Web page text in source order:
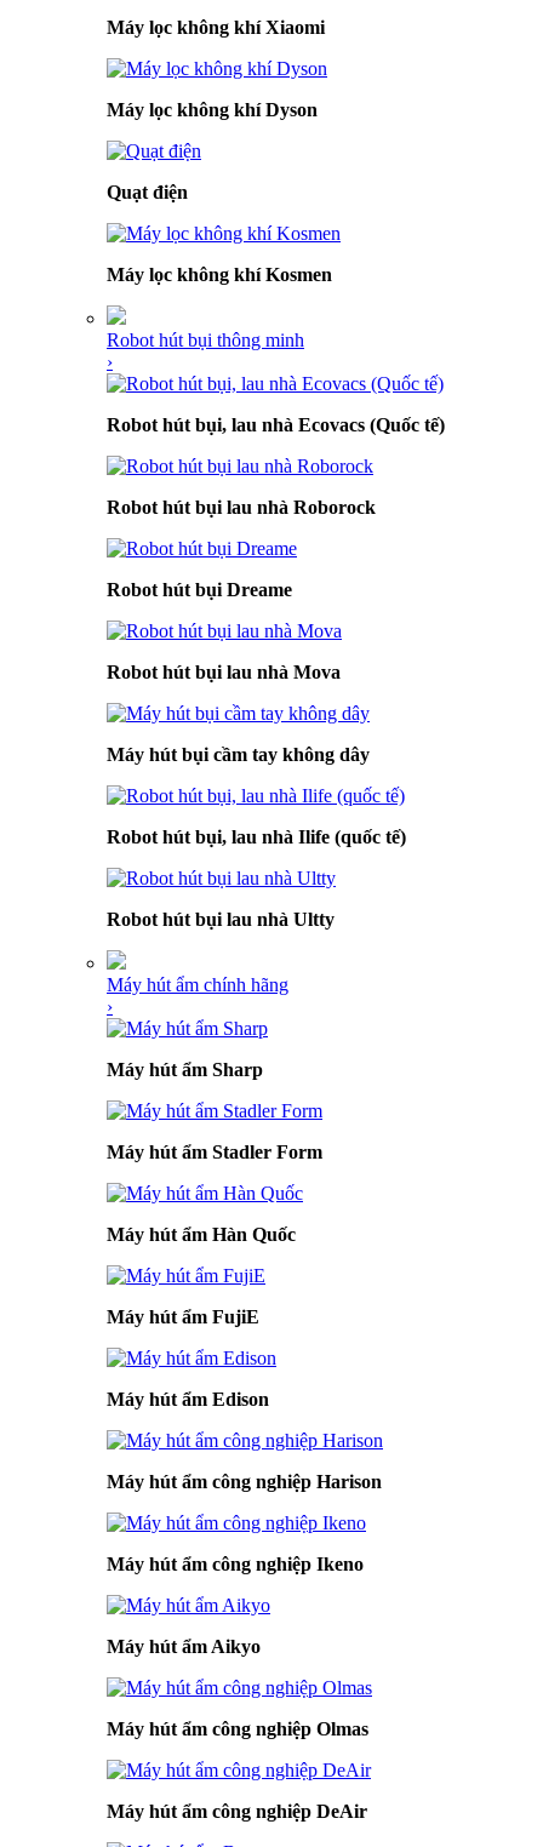
Máy lọc không khí Xiaomi
Máy lọc không khí Dyson
Quạt điện
Máy lọc không khí Kosmen
Robot hút bụi thông minh
›
Robot hút bụi, lau nhà Ecovacs (Quốc tế)
Robot hút bụi lau nhà Roborock
Robot hút bụi Dreame
Robot hút bụi lau nhà Mova
Máy hút bụi cầm tay không dây
Robot hút bụi, lau nhà Ilife (quốc tế)
Robot hút bụi lau nhà Ultty
Máy hút ẩm chính hãng
›
Máy hút ẩm Sharp
Máy hút ẩm Stadler Form
Máy hút ẩm Hàn Quốc
Máy hút ẩm FujiE
Máy hút ẩm Edison
Máy hút ẩm công nghiệp Harison
Máy hút ẩm công nghiệp Ikeno
Máy hút ẩm Aikyo
Máy hút ẩm công nghiệp Olmas
Máy hút ẩm công nghiệp DeAir